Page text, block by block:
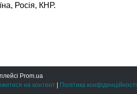
Росія, КНР.
Prom.ua
на контент Політика конфіденційності